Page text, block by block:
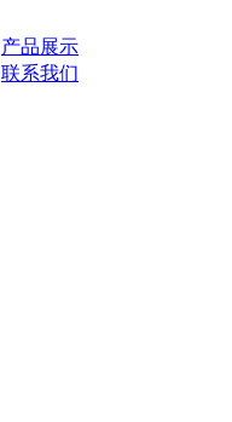
产品展示
联系我们